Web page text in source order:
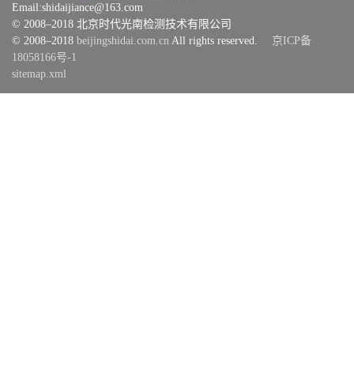
Email:shidaijiance@163.com
© 2008–2018 北京时代光南检测技术有限公司
© 2008–2018 beijingshidai.com.cn All rights reserved. 京ICP备
18058166号-1
sitemap.xml